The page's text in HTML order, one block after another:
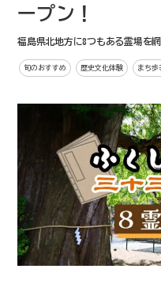
ープン！
福島県北地方に8つもある霊場を
旬のおすすめ 歴史文化体験 まち歩